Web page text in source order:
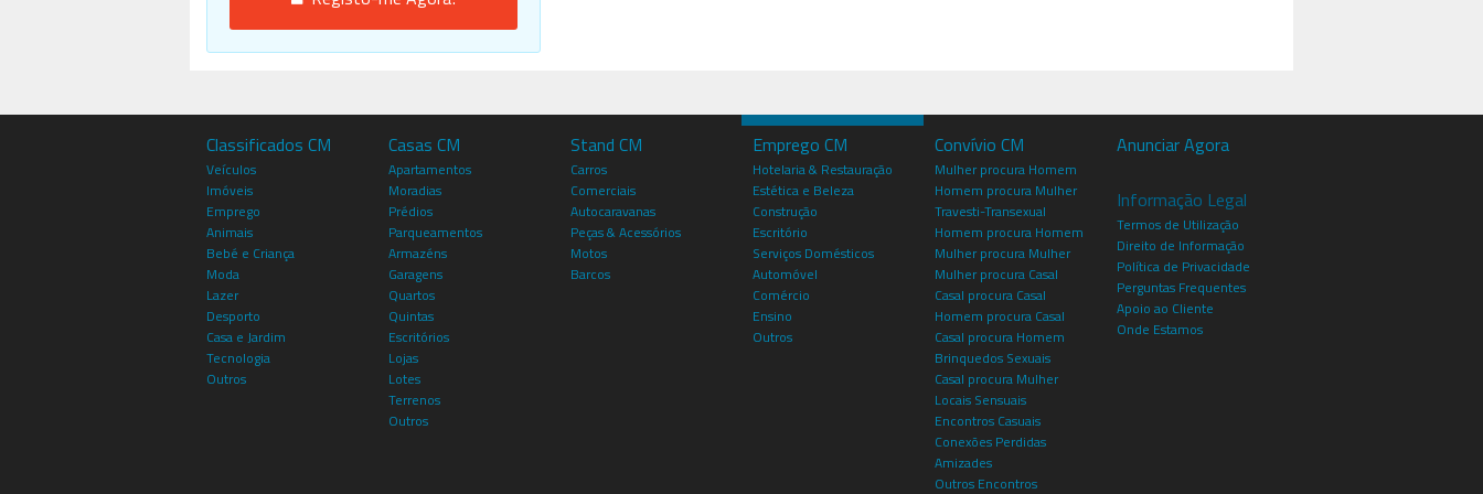
Classificados CM
Veículos
Imóveis
Emprego
Animais
Bebé e Criança
Moda
Lazer
Desporto
Casa e Jardim
Tecnologia
Outros
Casas CM
Apartamentos
Moradias
Prédios
Parqueamentos
Armazéns
Garagens
Quartos
Quintas
Escritórios
Lojas
Lotes
Terrenos
Outros
Stand CM
Carros
Comerciais
Autocaravanas
Peças & Acessórios
Motos
Barcos
Emprego CM
Hotelaria & Restauração
Estética e Beleza
Construção
Escritório
Serviços Domésticos
Automóvel
Comércio
Ensino
Outros
Convívio CM
Mulher procura Homem
Homem procura Mulher
Travesti-Transexual
Homem procura Homem
Mulher procura Mulher
Mulher procura Casal
Casal procura Casal
Homem procura Casal
Casal procura Homem
Brinquedos Sexuais
Casal procura Mulher
Locais Sensuais
Encontros Casuais
Conexões Perdidas
Amizades
Outros Encontros
Anunciar Agora
Informação Legal
Termos de Utilização
Direito de Informação
Política de Privacidade
Perguntas Frequentes
Apoio ao Cliente
Onde Estamos